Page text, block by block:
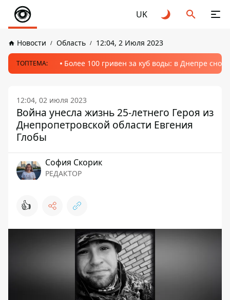
UK
Новости Область 12:04, 2 Июля 2023
ТОПТЕМА: Более 100 гривен за куб воды: в Днепре
12:04, 02 июля 2023
Война унесла жизнь 25-летнего Героя из
Днепропетровской области Евгения
Глобы
София Скорик
РЕДАКТОР
👍